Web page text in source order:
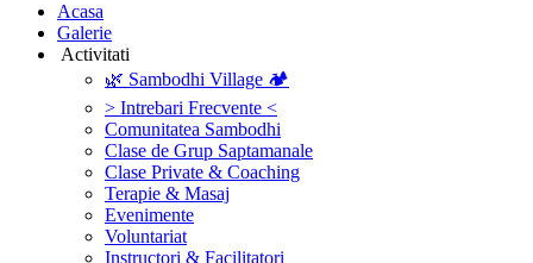
‎Acasa
Galerie
‎ ‎Activitati‎
🌿 Sambodhi Village 🏕️
> Intrebari Frecvente <
Comunitatea Sambodhi
Clase de Grup Saptamanale
Clase Private & Coaching
Terapie & Masaj
‎Evenimente
Voluntariat
‏‏‎Instructori & Facilitatori